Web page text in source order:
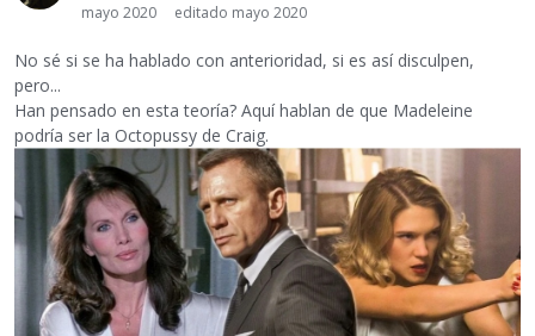
mayo 2020
editado mayo 2020
No sé si se ha hablado con anterioridad, si es así disculpen,
pero...
Han pensado en esta teoría? Aquí hablan de que Madeleine
podría ser la Octopussy de Craig.